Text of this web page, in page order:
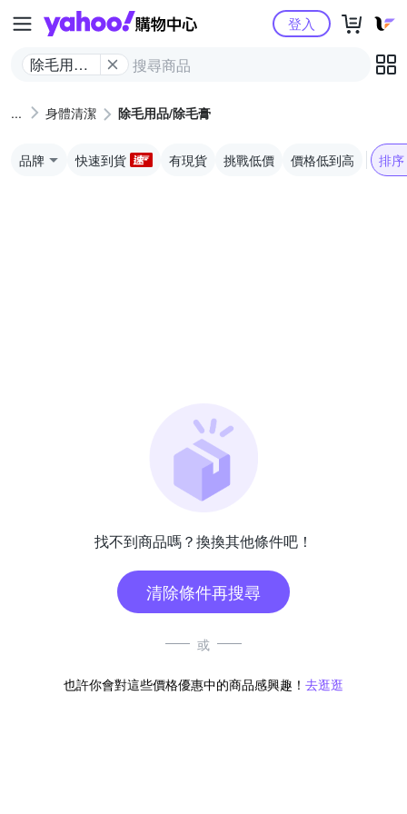
Yahoo購物中心
除毛用品/
登入
身體清潔 除毛用品/除毛膏
品牌 快速到貨 有現貨 挑戰低價 價格低到高 排序
找不到商品嗎？換換其他條件吧！
清除條件再搜尋
或
也許你會對這些價格優惠中的商品感興趣！ 去逛逛